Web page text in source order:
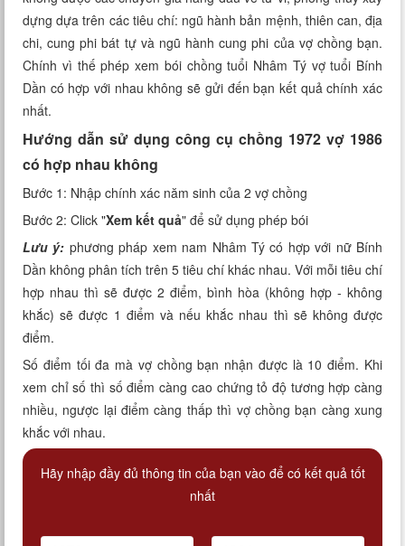
Xem tuổi
Xem bói
Tướng số
Cung hoàng đạo
dựng dựa trên các tiêu chí: ngũ hành bản mệnh, thiên can, địa
chi, cung phi bát tự và ngũ hành cung phi của vợ chồng bạn.
Chính vì thế phép xem bói chồng tuổi Nhâm Tý vợ tuổi Bính
Dần có hợp với nhau không sẽ gửi đến bạn kết quả chính xác
nhất.
Hướng dẫn sử dụng công cụ chồng 1972 vợ 1986
có hợp nhau không
Bước 1: Nhập chính xác năm sinh của 2 vợ chồng
Bước 2: Click "Xem kết quả" để sử dụng phép bói
Lưu ý: phương pháp xem nam Nhâm Tý có hợp với nữ Bính
Dần không phân tích trên 5 tiêu chí khác nhau. Với mỗi tiêu chí
hợp nhau thì sẽ được 2 điểm, bình hòa (không hợp - không
khắc) sẽ được 1 điểm và nếu khắc nhau thì sẽ không được
điểm.
Số điểm tối đa mà vợ chồng bạn nhận được là 10 điểm. Khi
xem chỉ số thì số điểm càng cao chứng tỏ độ tương hợp càng
nhiều, ngược lại điểm càng thấp thì vợ chồng bạn càng xung
khắc với nhau.
Hãy nhập đầy đủ thông tin của bạn vào để có kết quả tốt
nhất